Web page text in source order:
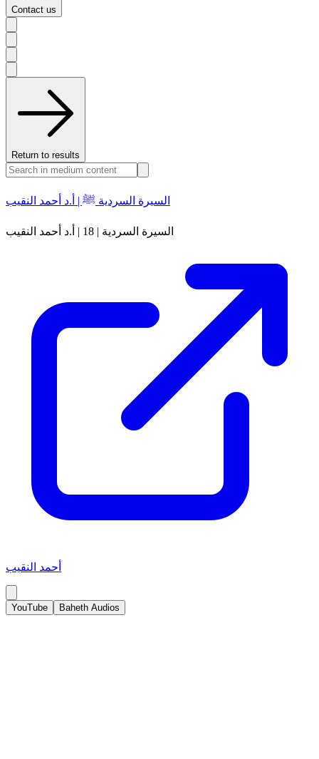
Contact us
Return to results
السيرة السردية ﷺ | أ.د أحمد النقيب
السيرة السردية | 18 | أ.د أحمد النقيب
أحمد النقيب
YouTube Baheth Audios